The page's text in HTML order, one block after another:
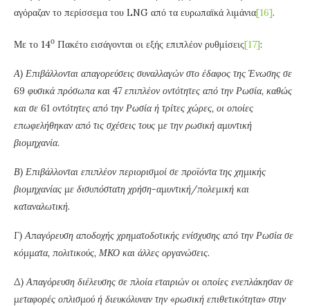
αγόραζαν το περίσσεμα του LNG από τα ευρωπαϊκά λιμάνια[16].
Με το 14ο Πακέτο εισάγονται οι εξής επιπλέον ρυθμίσεις[17]:
Α) Επιβάλλονται απαγορεύσεις συναλλαγών στο έδαφος της Ένωσης σε
69 φυσικά πρόσωπα και 47 επιπλέον οντότητες από την Ρωσία, καθώς
και σε 61 οντότητες από την Ρωσία ή τρίτες χώρες, οι οποίες
επωφελήθηκαν από τις σχέσεις τους με την ρωσική αμυντική
βιομηχανία.
Β) Επιβάλλονται επιπλέον περιορισμοί σε προϊόντα της χημικής
βιομηχανίας με δισυπόστατη χρήση-αμυντική/πολεμική και
καταναλωτική.
Γ) Απαγόρευση αποδοχής χρηματοδοτικής ενίσχυσης από την Ρωσία σε
κόμματα, πολιτικούς, ΜΚΟ και άλλες οργανώσεις.
Δ) Απαγόρευση διέλευσης σε πλοία εταιριών οι οποίες ενεπλάκησαν σε
μεταφορές οπλισμού ή διευκόλυναν την «ρωσική επιθετικότητα» στην